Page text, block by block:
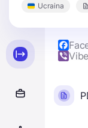
Ucraina